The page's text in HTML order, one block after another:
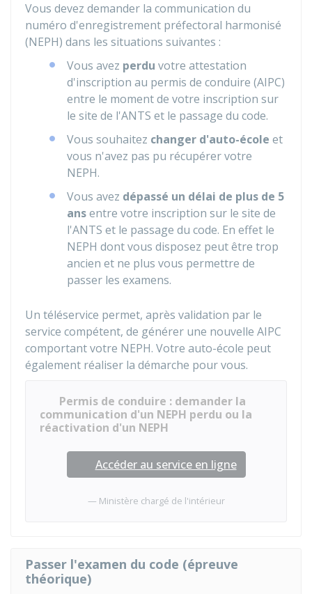
Vous devez demander la communication du
numéro d'enregistrement préfectoral harmonisé
(NEPH) dans les situations suivantes :
Vous avez perdu votre attestation
d'inscription au permis de conduire (AIPC)
entre le moment de votre inscription sur
le site de l'ANTS et le passage du code.
Vous souhaitez changer d'auto-école et
vous n'avez pas pu récupérer votre
NEPH.
Vous avez dépassé un délai de plus de 5
ansentre votre inscription sur le site de
l'ANTS et le passage du code. En effet le
NEPH dont vous disposez peut être trop
ancien et ne plus vous permettre de
passer les examens.
Un téléservice permet, après validation par le
service compétent, de générer une nouvelle AIPC
comportant votre NEPH. Votre auto-école peut
également réaliser la démarche pour vous.
Permis de conduire : demander la
communication d'un NEPH perdu ou la
réactivation d'un NEPH
Accéder au service en ligne
Ministère chargé de l'intérieur
Passer l'examen du code (épreuve
théorique)